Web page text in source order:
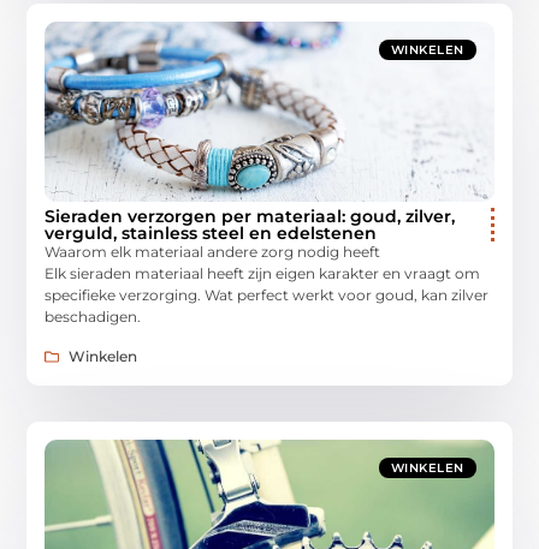
WINKELEN
Sieraden verzorgen per materiaal: goud, zilver,
verguld, stainless steel en edelstenen
Waarom elk materiaal andere zorg nodig heeft
Elk sieraden materiaal heeft zijn eigen karakter en vraagt om
specifieke verzorging. Wat perfect werkt voor goud, kan zilver
beschadigen.
Winkelen
WINKELEN